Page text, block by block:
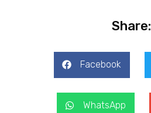
Share:
Facebook
WhatsApp